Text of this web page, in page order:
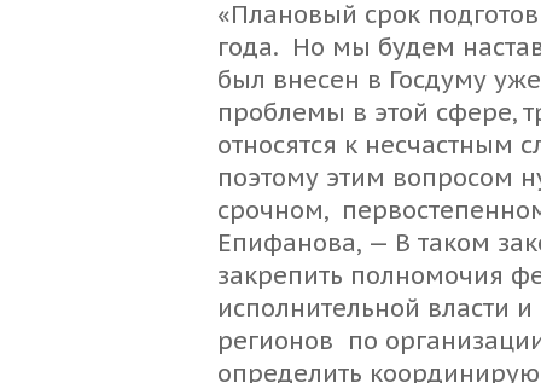
«Плановый срок
года. Но мы будем
был внесен в Госдуму
проблемы в этой сфере,
относятся к несчастным
поэтому этим вопросом
срочном,
Епифанова, — В таком
закрепить полномочия
исполнительной власти
регионов по
определить